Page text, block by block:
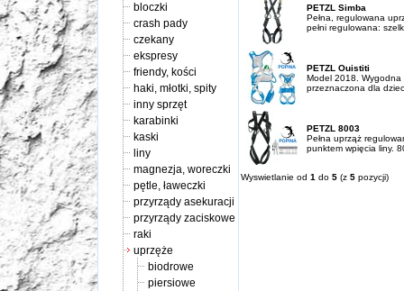
bloczki
crash pady
czekany
ekspresy
friendy, kości
haki, młotki, spity
inny sprzęt
karabinki
kaski
liny
magnezja, woreczki
pętle, ławeczki
przyrządy asekuracji
przyrządy zaciskowe
raki
uprzęże
biodrowe
piersiowe
PETZL Simba
Pełna, regulowana
pełni regulowana:
PETZL Ouistiti
Model 2018. Wygodna
przeznaczona dla
PETZL 8003
Pełna uprząż
punktem wpięcia liny.
Wyswietlanie od 1 do 5(z 5pozycji)